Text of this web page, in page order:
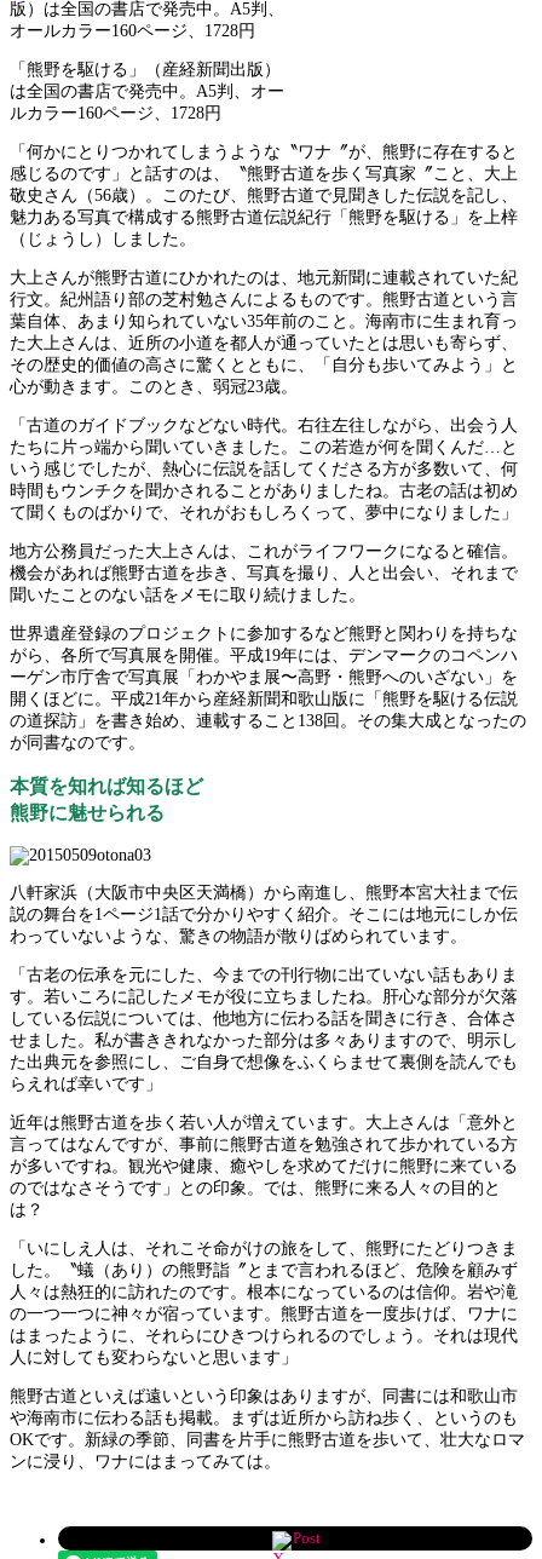
「熊野を駆ける」（産経新聞出版）
は全国の書店で発売中。A5判、オー
ルカラー160ページ、1728円
「何かにとりつかれてしまうような〝ワナ〞が、熊野に存在すると
感じるのです」と話すのは、〝熊野古道を歩く写真家〞こと、大上
敬史さん（56歳）。このたび、熊野古道で見聞きした伝説を記し、
魅力ある写真で構成する熊野古道伝説紀行「熊野を駆ける」を上梓
（じょうし）しました。
大上さんが熊野古道にひかれたのは、地元新聞に連載されていた紀
行文。紀州語り部の芝村勉さんによるものです。熊野古道という言
葉自体、あまり知られていない35年前のこと。海南市に生まれ育っ
た大上さんは、近所の小道を都人が通っていたとは思いも寄らず、
その歴史的価値の高さに驚くとともに、「自分も歩いてみよう」と
心が動きます。このとき、弱冠23歳。
「古道のガイドブックなどない時代。右往左往しながら、出会う人
たちに片っ端から聞いていきました。この若造が何を聞くんだ…と
いう感じでしたが、熱心に伝説を話してくださる方が多数いて、何
時間もウンチクを聞かされることがありましたね。古老の話は初め
て聞くものばかりで、それがおもしろくって、夢中になりました」
地方公務員だった大上さんは、これがライフワークになると確信。
機会があれば熊野古道を歩き、写真を撮り、人と出会い、それまで
聞いたことのない話をメモに取り続けました。
世界遺産登録のプロジェクトに参加するなど熊野と関わりを持ちな
がら、各所で写真展を開催。平成19年には、デンマークのコペンハ
ーゲン市庁舎で写真展「わかやま展〜高野・熊野へのいざない」を
開くほどに。平成21年から産経新聞和歌山版に「熊野を駆ける伝説
の道探訪」を書き始め、連載すること138回。その集大成となったの
が同書なのです。
本質を知れば知るほど
熊野に魅せられる
八軒家浜（大阪市中央区天満橋）から南進し、熊野本宮大社まで伝
説の舞台を1ページ1話で分かりやすく紹介。そこには地元にしか伝
わっていないような、驚きの物語が散りばめられています。
「古老の伝承を元にした、今までの刊行物に出ていない話もありま
す。若いころに記したメモが役に立ちましたね。肝心な部分が欠落
している伝説については、他地方に伝わる話を聞きに行き、合体さ
せました。私が書ききれなかった部分は多々ありますので、明示し
た出典元を参照にし、ご自身で想像をふくらませて裏側を読んでも
らえれば幸いです」
近年は熊野古道を歩く若い人が増えています。大上さんは「意外と
言ってはなんですが、事前に熊野古道を勉強されて歩かれている方
が多いですね。観光や健康、癒やしを求めてだけに熊野に来ている
のではなさそうです」との印象。では、熊野に来る人々の目的と
は？
「いにしえ人は、それこそ命がけの旅をして、熊野にたどりつきま
した。〝蟻（あり）の熊野詣〞とまで言われるほど、危険を顧みず
人々は熱狂的に訪れたのです。根本になっているのは信仰。岩や滝
の一つ一つに神々が宿っています。熊野古道を一度歩けば、ワナに
はまったように、それらにひきつけられるのでしょう。それは現代
人に対しても変わらないと思います」
熊野古道といえば遠いという印象はありますが、同書には和歌山市
や海南市に伝わる話も掲載。まずは近所から訪ね歩く、というのも
OKです。新緑の季節、同書を片手に熊野古道を歩いて、壮大なロマ
ンに浸り、ワナにはまってみては。
Post